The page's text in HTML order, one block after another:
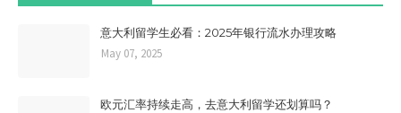
意大利留学生必看：2025年银行流水办理攻略
May 07, 2025
欧元汇率持续走高，去意大利留学还划算吗？